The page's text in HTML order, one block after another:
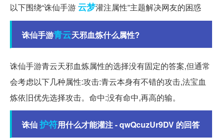
以下围绕“诛仙手游 云梦灌注属性”主题解决网友的困惑
诛仙手游青云天邪血炼什么属性?
诛仙手游青云天邪血炼属性的选择没有固定的答案,但通常
会考虑以下几种属性:攻击:青云本身有不错的攻击,法宝血
炼依旧优先选择攻击。命中:没有命中,再高的输。
诛仙护符用什么才能灌注 - qwQcuzUr9DV 的回答